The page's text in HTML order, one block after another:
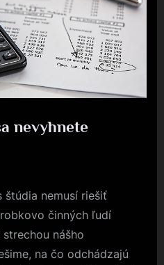
nevyhnete
štúdia nemusí riešiť
činných ľudí
nášho
na čo odchádzajú